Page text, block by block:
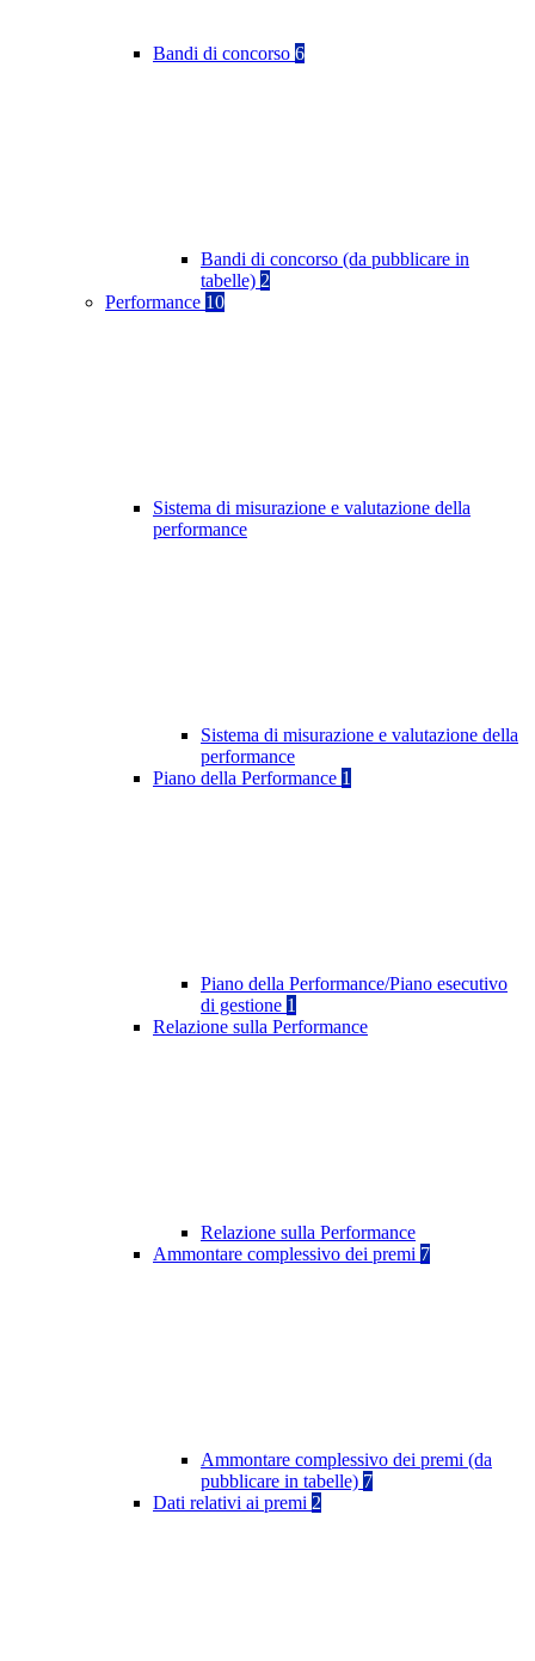
Bandi di concorso 6
Bandi di concorso (da pubblicare in
tabelle) 2
Performance 10
Sistema di misurazione e valutazione della
performance
Sistema di misurazione e valutazione della
performance
Piano della Performance 1
Piano della Performance/Piano esecutivo
di gestione 1
Relazione sulla Performance
Relazione sulla Performance
Ammontare complessivo dei premi 7
Ammontare complessivo dei premi (da
pubblicare in tabelle) 7
Dati relativi ai premi 2